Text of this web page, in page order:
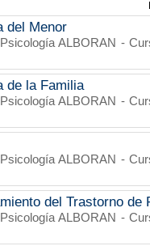
del Menor
ALBORAN -
de la Familia
ALBORAN -
ALBORAN -
del Trastorno de
ALBORAN -